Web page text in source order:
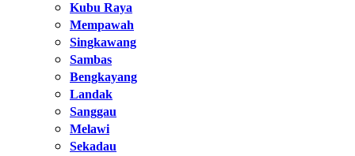
Kubu Raya
Mempawah
Singkawang
Sambas
Bengkayang
Landak
Sanggau
Melawi
Sekadau